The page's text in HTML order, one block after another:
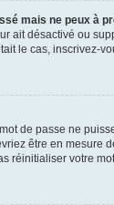
mais ne peux à
ait désactivé ou
le cas, inscrivez-
de passe ne
être en mesure
réinitialiser votre